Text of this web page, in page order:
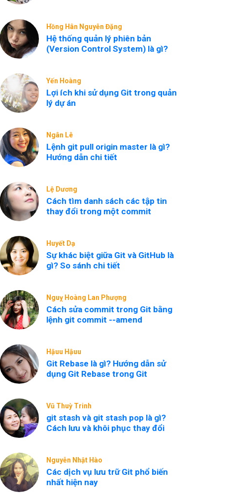
Hồng Hân Nguyễn Đặng
Hệ thống quản lý phiên bản
(Version Control System) là gì?
Yến Hoàng
Lợi ích khi sử dụng Git trong quản
lý dự án
Ngân Lê
Lệnh git pull origin master là gì?
Hướng dẫn chi tiết
Lệ Dương
Cách tìm danh sách các tập tin
thay đổi trong một commit
Huyết Dạ
Sự khác biệt giữa Git và GitHub là
gì? So sánh chi tiết
Nguỵ Hoàng Lan Phượng
Cách sửa commit trong Git bằng
lệnh git commit --amend
Hậuu Hậuu
Git Rebase là gì? Hướng dẫn sử
dụng Git Rebase trong Git
Vũ Thuỳ Trinh
git stash và git stash pop là gì?
Cách lưu và khôi phục thay đổi
Nguyễn Nhật Hào
Các dịch vụ lưu trữ Git phổ biến
nhất hiện nay